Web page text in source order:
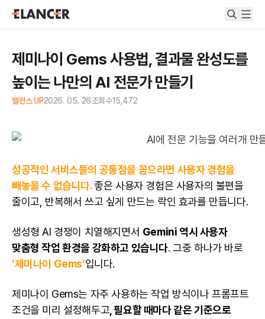
제미나이 Gems 사용법, 결과물 완성도를
높이는 나만의 AI 전문가 만들기
밸런스 UP2026. 05. 26조회수15,472
성공적인 서비스들의 공통점을 꼽으라면 사용자 경험을
빼놓을 수 없습니다.좋은 사용자 경험은 사용자의 불편을
줄이고, 반복해서 쓰고 싶게 만드는 락인 효과를 만듭니다.
생성형 AI 경쟁이 치열해지면서 Gemini 역시 사용자
맞춤형 작업 환경을 강화하고 있습니다. 그중 하나가 바로
‘제미나이 Gems’입니다.
제미나이 Gems는 자주 사용하는 작업 방식이나 프롬프트
조건을 미리 설정해두고 , 필요할 때마다 같은 기준으로